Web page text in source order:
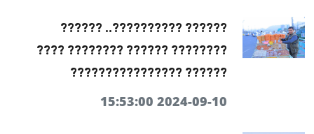
?????? ??????????.. ??????
???????? ?????? ???????? ????
?????? ????????????????
2024-09-10 15:53:00